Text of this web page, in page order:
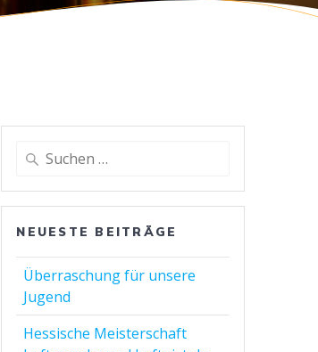
Suchen
NEUESTE BEITRÄGE
Überraschung für unsere
Jugend
Hessische Meisterschaft